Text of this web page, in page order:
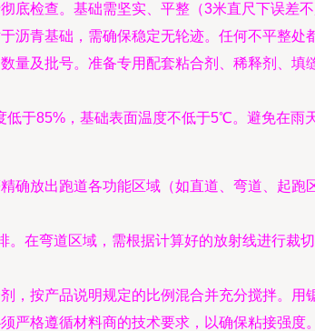
底检查。基础需坚实、平整（3米直尺下误差
沥青基础，需确保稳定无轮迹。任何不平整处
量及批号。准备专用配套粘合剂、稀释剂、填
于85%，基础表面温度不低于5℃。避免在雨
确放出跑道各功能区域（如直道、弯道、起
。在弯道区域，需根据计算好的放射线进行裁
，按产品说明规定的比例混合并充分搅拌。
严格遵循材料商的技术要求，以确保粘接强度。